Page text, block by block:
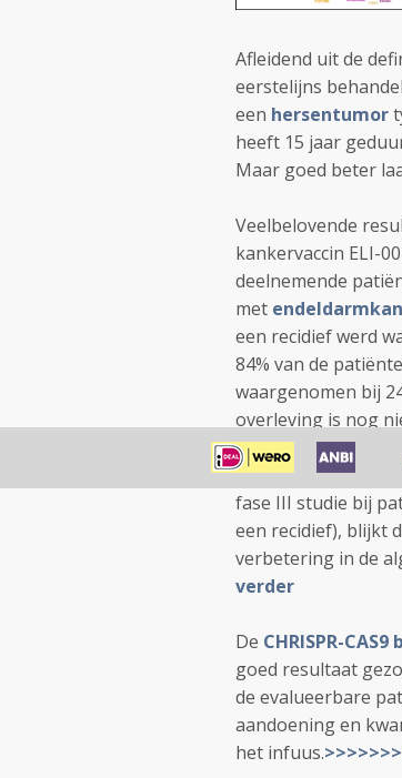
Afleidend uit de
eerstelijns
een hersentumor
heeft 15 jaar
Maar goed beter
Veelbelovende
kankervaccin ELI-
deelnemende
met
een recidief werd
84% van de
waargenomen bij
overleving is nog
Uit nieuwe
fase III studie bij
een recidief), blijkt
verbetering in de
verder
De CHRISPR-
goed resultaat
de evalueerbare
aandoening en
het infuus.